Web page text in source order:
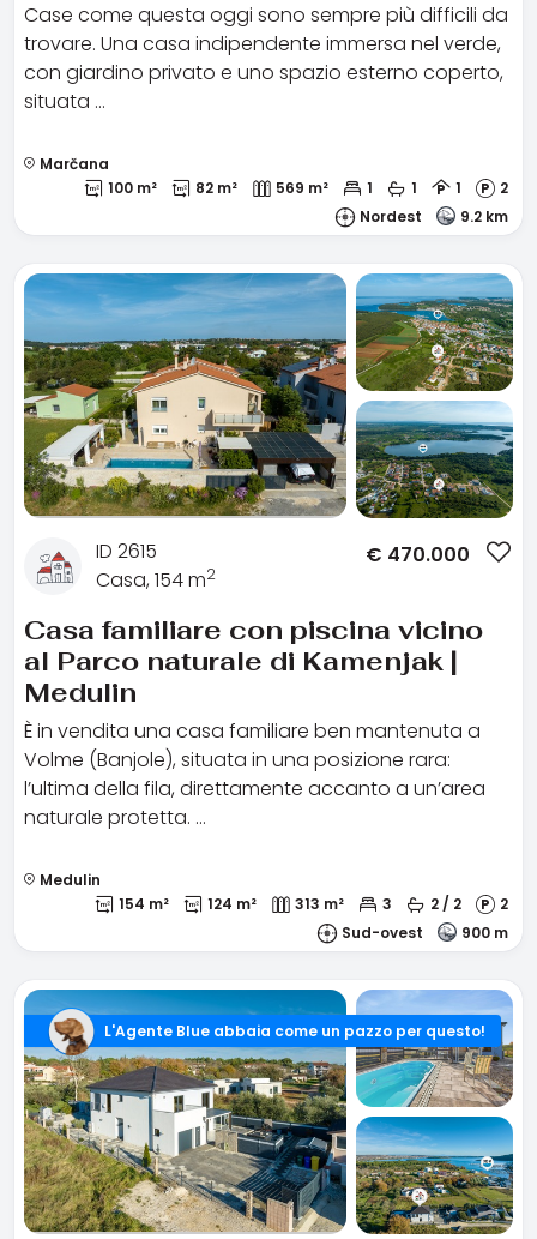
Case come questa oggi sono sempre più difficili da
trovare. Una casa indipendente immersa nel verde,
con giardino privato e uno spazio esterno coperto,
situata …
Marčana
100 m²
82 m² 569 m² 1 1 1
2
Nordest
9.2 km
ID 2615
Casa, 154 m2
€ 470.000
Casa familiare con piscina vicino
al Parco naturale di Kamenjak |
Medulin
È in vendita una casa familiare ben mantenuta a
Volme (Banjole), situata in una posizione rara:
l’ultima della fila, direttamente accanto a un’area
naturale protetta. …
Medulin
154 m²
124 m² 313 m² 3 2 / 2
2
Sud-ovest
900 m
L'Agente Blue abbaia come un pazzo per questo!